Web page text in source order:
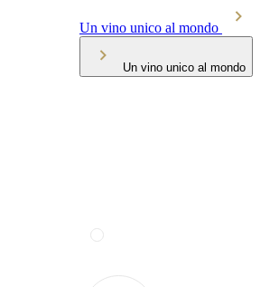
Un vino unico al mondo
Un vino unico al mondo